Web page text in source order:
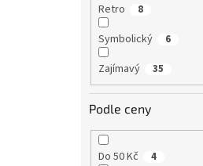
Retro 8
Symbolický 6
Zajímavý 35
Podle ceny
Do 50 Kč 4